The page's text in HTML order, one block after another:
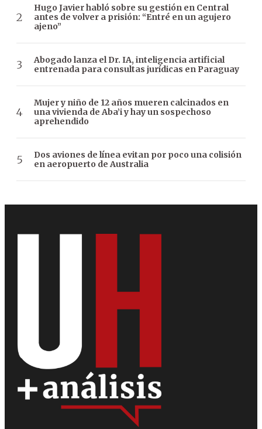
Hugo Javier habló sobre su gestión en Central
antes de volver a prisión: “Entré en un agujero
ajeno”
Abogado lanza el Dr. IA, inteligencia artificial
entrenada para consultas jurídicas en Paraguay
Mujer y niño de 12 años mueren calcinados en
una vivienda de Aba’i y hay un sospechoso
aprehendido
Dos aviones de línea evitan por poco una colisión
en aeropuerto de Australia